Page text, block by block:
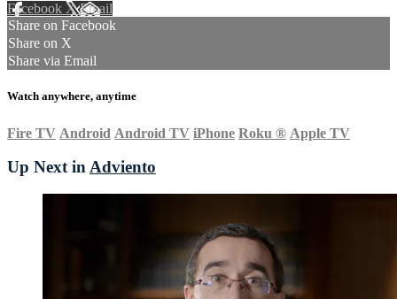
Facebook XEmail
Share on Facebook
Share on X
Share via Email
Watch anywhere, anytime
Fire TV Android Android TV iPhone Roku ® Apple TV
Up Next inAdviento